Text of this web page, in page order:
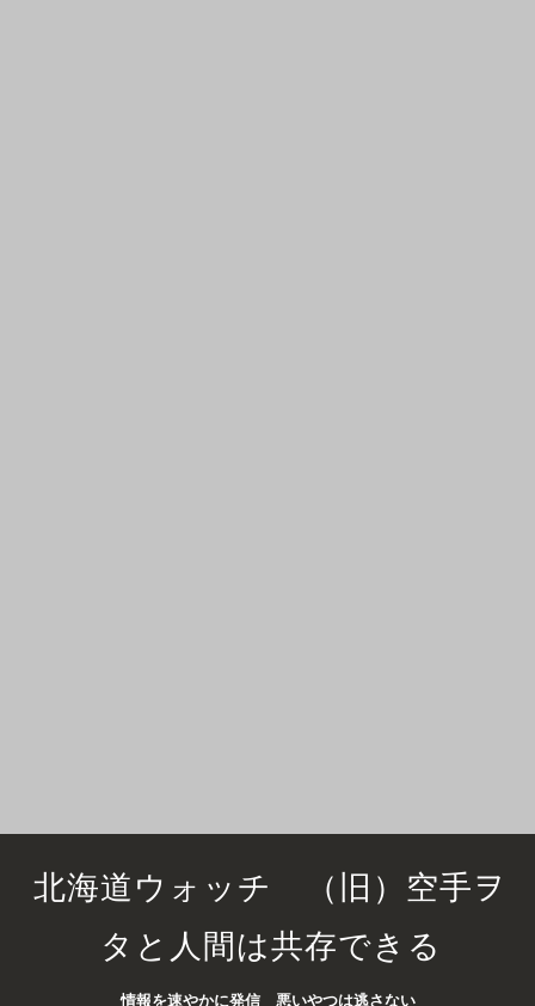
北海道ウォッチ （旧）空手ヲ
タと人間は共存できる
情報を速やかに発信 悪いやつは逃さない